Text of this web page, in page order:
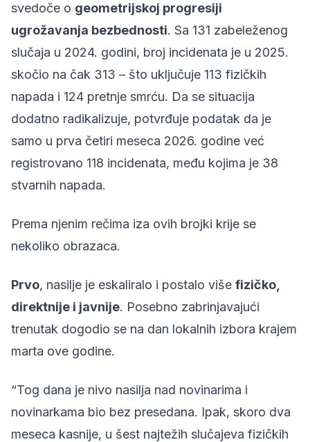
svedoče o geometrijskoj progresiji
ugrožavanja bezbednosti. Sa 131 zabeleženog
slučaja u 2024. godini, broj incidenata je u 2025.
skočio na čak 313 – što uključuje 113 fizičkih
napada i 124 pretnje smrću. Da se situacija
dodatno radikalizuje, potvrđuje podatak da je
samo u prva četiri meseca 2026. godine već
registrovano 118 incidenata, među kojima je 38
stvarnih napada.
Prema njenim rečima iza ovih brojki krije se
nekoliko obrazaca.
Prvo, nasilje je eskaliralo i postalo više fizičko,
direktnije i javnije. Posebno zabrinjavajući
trenutak dogodio se na dan lokalnih izbora krajem
marta ove godine.
“Tog dana je nivo nasilja nad novinarima i
novinarkama bio bez presedana. Ipak, skoro dva
meseca kasnije, u šest najtežih slučajeva fizičkih